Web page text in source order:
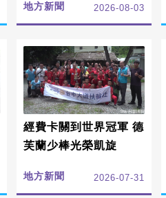
地方新聞 2026-08-03
經費卡關到世界冠軍 德
芙蘭少棒光榮凱旋
地方新聞 2026-07-31